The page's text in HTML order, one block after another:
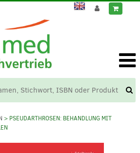
> PSEUDARTHROSEN: BEHANDLUNG MIT